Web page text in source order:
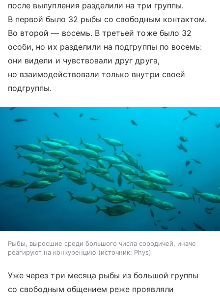
после вылупления разделили на три группы.
В первой было 32 рыбы со свободным контактом.
Во второй — восемь. В третьей тоже было 32
особи, но их разделили на подгруппы по восемь:
они видели и чувствовали друг друга,
но взаимодействовали только внутри своей
подгруппы.
Рыбы, выросшие среди большого числа сородичей, иначе
реагируют на конкуренцию
источник: Phys
Уже через три месяца рыбы из большой группы
со свободным общением реже проявляли